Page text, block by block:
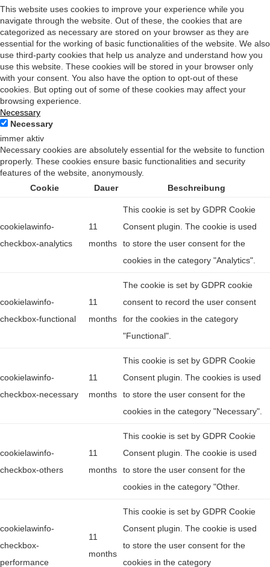
This website uses cookies to improve your experience while you
navigate through the website. Out of these, the cookies that are
categorized as necessary are stored on your browser as they are
essential for the working of basic functionalities of the website. We also
use third-party cookies that help us analyze and understand how you
use this website. These cookies will be stored in your browser only
with your consent. You also have the option to opt-out of these
cookies. But opting out of some of these cookies may affect your
browsing experience.
Necessary
Necessary
immer aktiv
Necessary cookies are absolutely essential for the website to function
properly. These cookies ensure basic functionalities and security
features of the website, anonymously.
Cookie
Dauer Beschreibung
cookielawinfo-
checkbox-analytics
11
months
This cookie is set by GDPR Cookie
Consent plugin. The cookie is used
to store the user consent for the
cookies in the category "Analytics".
cookielawinfo-
checkbox-functional
11
months
The cookie is set by GDPR cookie
consent to record the user consent
for the cookies in the category
"Functional".
cookielawinfo-
checkbox-necessary
11
months
This cookie is set by GDPR Cookie
Consent plugin. The cookies is used
to store the user consent for the
cookies in the category "Necessary".
cookielawinfo-
checkbox-others
11
months
This cookie is set by GDPR Cookie
Consent plugin. The cookie is used
to store the user consent for the
cookies in the category "Other.
cookielawinfo-
checkbox-
performance
11
months
This cookie is set by GDPR Cookie
Consent plugin. The cookie is used
to store the user consent for the
cookies in the category